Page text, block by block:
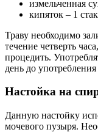
измельченная
кипяток – 1
Траву необходимо
течение четверть
процедить.
день до
Настойка на
Данную настойку
мочевого пузыря.